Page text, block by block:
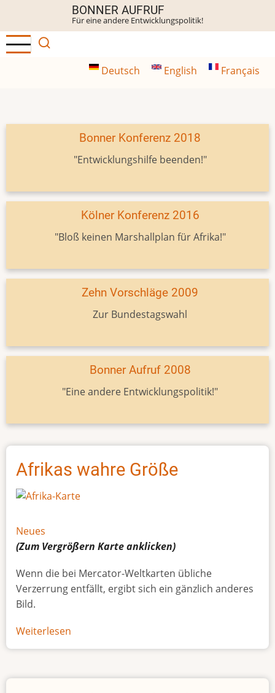
Inhalt
BONNER AUFRUF
Für eine andere Entwicklungspolitik!
Deutsch English Français
Bonner Konferenz 2018
"Entwicklungshilfe beenden!"
Kölner Konferenz 2016
"Bloß keinen Marshallplan für Afrika!"
Zehn Vorschläge 2009
Zur Bundestagswahl
Bonner Aufruf 2008
"Eine andere Entwicklungspolitik!"
Afrikas wahre Größe
Neues
(Zum Vergrößern Karteanklicken)
Wenn die bei Mercator-Weltkarten übliche
Verzerrung entfällt, ergibt sich ein gänzlich anderes
Bild.
Weiterlesen
Afrikas
Größe